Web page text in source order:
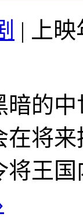
|
上
暗的
在将
将王